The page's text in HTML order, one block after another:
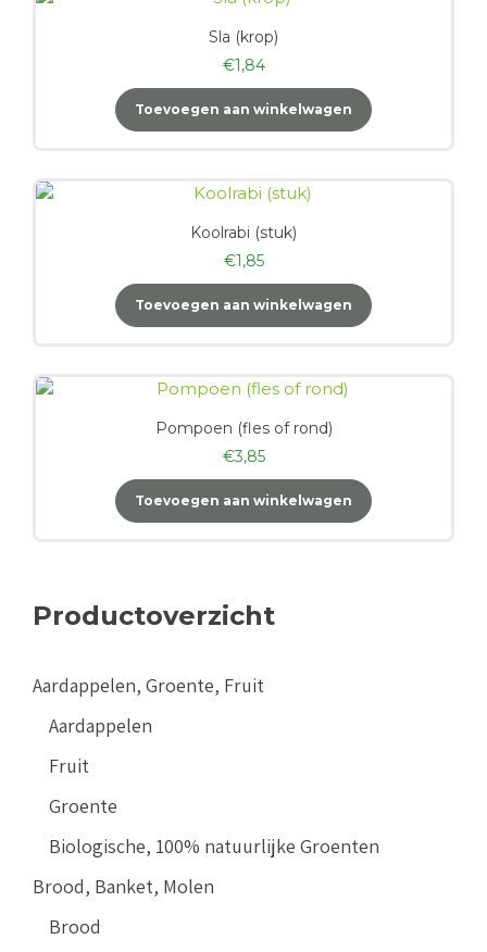
Sla (krop)
€1,84
Toevoegen aan winkelwagen
Koolrabi (stuk)
€1,85
Toevoegen aan winkelwagen
Pompoen (fles of rond)
€3,85
Toevoegen aan winkelwagen
Productoverzicht
Aardappelen, Groente, Fruit
Aardappelen
Fruit
Groente
Biologische, 100% natuurlijke Groenten
Brood, Banket, Molen
Brood